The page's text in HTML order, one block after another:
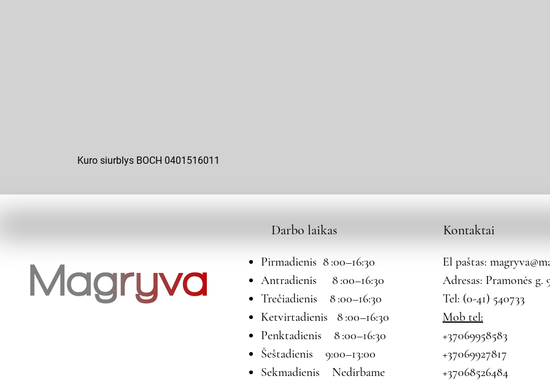
Kuro siurblys BOCH 0401516011
Darbo laikas
Pirmadienis 8 :00–16:30
Antradienis 8 :00–16:30
Trečiadienis 8 :00–16:30
Ketvirtadienis 8 :00–16:30
Penktadienis 8 :00–16:30
Šeštadienis 9:00–13:00
Sekmadienis Nedirbame
Kontaktai
El paštas:
Adresas: Pramonės g.
Tel: (0-41) 540733
Mob tel:
+37069958583
+37069927817
+37068526484